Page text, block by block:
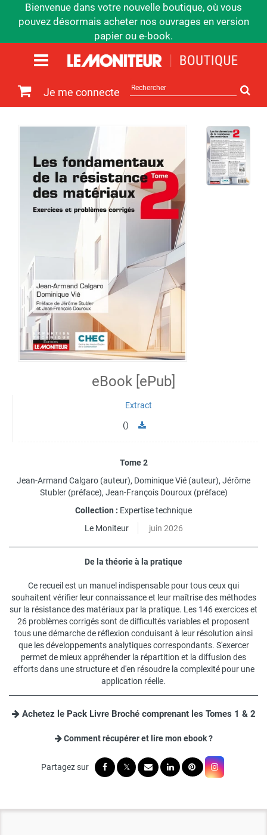
Bienvenue dans votre nouvelle boutique, où vous
pouvez désormais acheter nos ouvrages en version
papier ou e-book.
Je me connecte
sur
le
eBook [ePub]
Extract
()
Tome 2
Jean-Armand Calgaro (auteur), Dominique Vié (auteur), Jérôme
Stubler(préface), Jean-François Douroux(préface)
Collection : Expertise technique
Le Moniteur
juin 2026
De la théorie à la pratique
Ce recueil est un manuel indispensable pour tous ceux qui
souhaitent vérifier leur connaissance et leur maîtrise des méthodes
sur la résistance des matériaux par la pratique. Les 146 exercices et
26 problèmes corrigés sont de difficultés variables et proposent
tous une démarche de réflexion conduisant à leur résolution ainsi
que les développements analytiques correspondants. S'exercer
permet de mieux appréhender la répartition et la diffusion des
efforts dans une structure et d'en résoudre la complexité pour une
application réelle.
Achetez le Pack Livre Broché comprenant les Tomes 1 & 2
Comment récupérer et lire mon ebook ?